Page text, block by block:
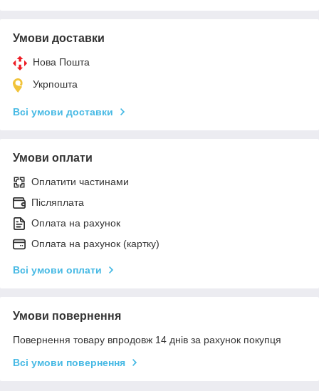
Умови доставки
Нова Пошта
Укрпошта
Всі умови доставки
Умови оплати
Оплатити частинами
Післяплата
Оплата на рахунок
Оплата на рахунок (картку)
Всі умови оплати
Умови повернення
Повернення товару впродовж 14 днів за рахунок покупця
Всі умови повернення